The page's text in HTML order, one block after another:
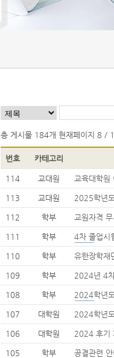
총 게시물 184개 현재페이지 8 /
번호 카테고리
114 교대원 교육대학
113 교대원
2025학년
내
112
학부
교원자격
출기한)
111
학부 4차 졸업시
110 학부 유한장학
109 학부 2024년 4
108 학부 2024학년
107 대학원
2024학년
개발표 및
제출기간
106 대학원
2024 후기
장학생 신
105
학부 공결관련